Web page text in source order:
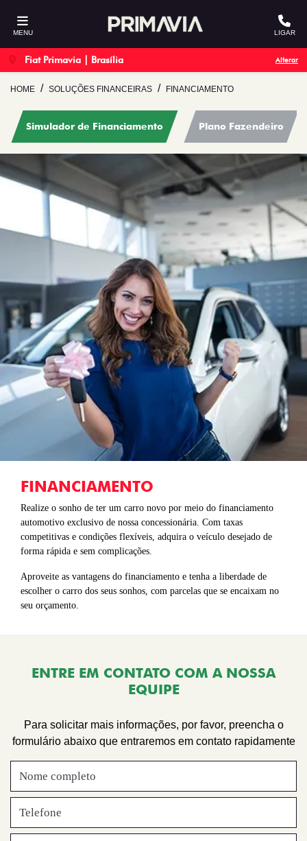
MENU LIGAR
Fiat Primavia | Brasília Alterar
HOME SOLUÇÕES FINANCEIRAS FINANCIAMENTO
Simulador de Financiamento Plano Fazendeiro
FINANCIAMENTO
Realize o sonho de ter um carro novo por meio do financiamento
automotivo exclusivo de nossa concessionária. Com taxas
competitivas e condições flexíveis, adquira o veículo desejado de
forma rápida e sem complicações.
Aproveite as vantagens do financiamento e tenha a liberdade de
escolher o carro dos seus sonhos, com parcelas que se encaixam no
seu orçamento.
ENTRE EM CONTATO COM A NOSSA
EQUIPE
Para solicitar mais informações, por favor, preencha o
formulário abaixo que entraremos em contato rapidamente